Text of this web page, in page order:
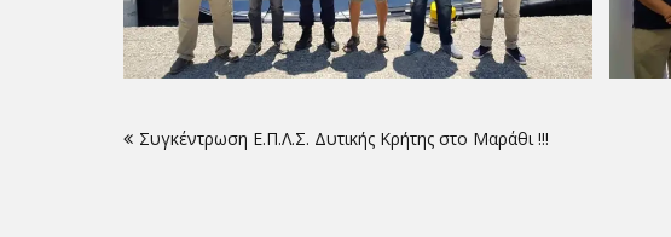
άρθρων
Συγκέντρωση Ε.Π.Λ.Σ. Δυτικής Κρήτης στο Μαράθι !!!